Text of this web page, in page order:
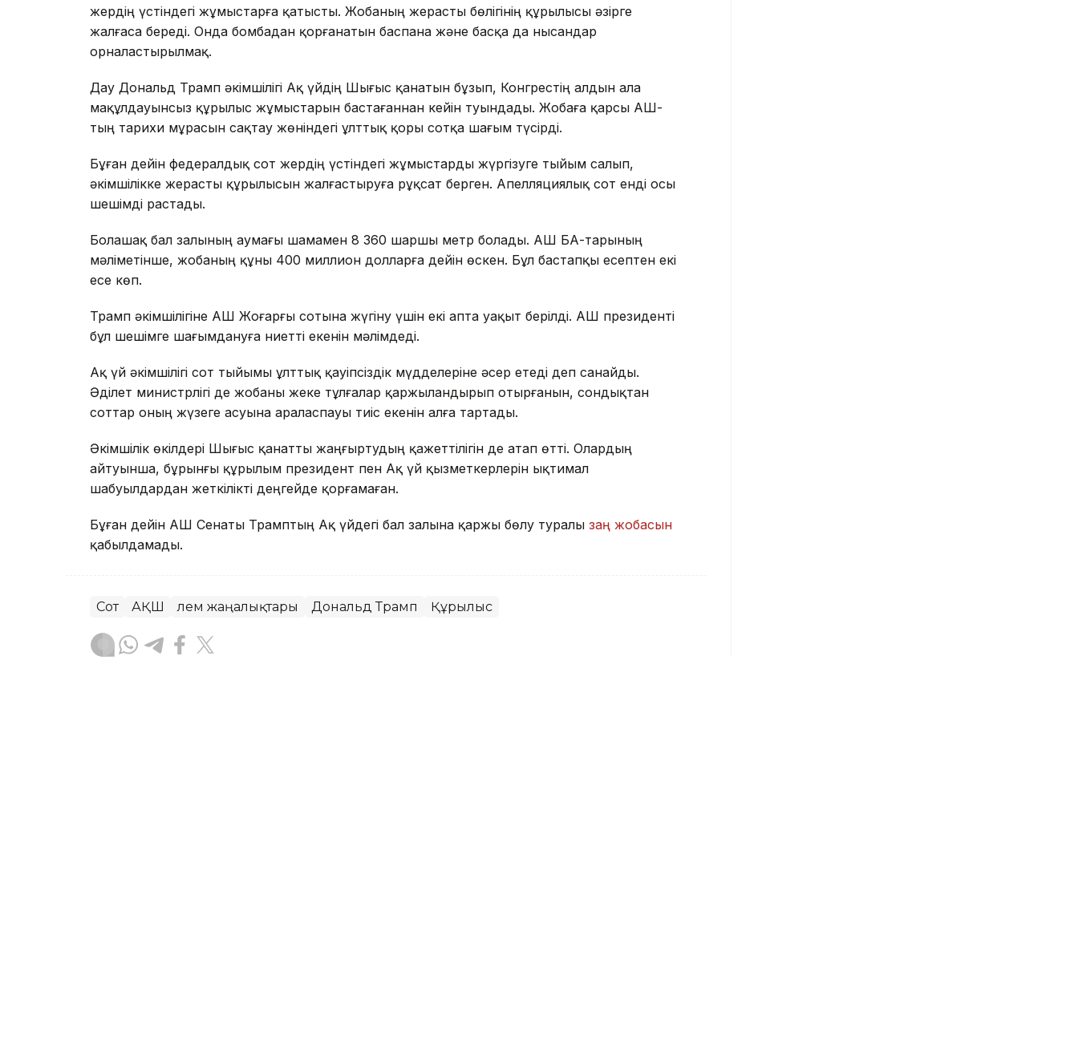
жердің үстіндегі жұмыстарға қатысты. Жобаның жерасты бөлігінің құрылысы әзірге
жалғаса береді. Онда бомбадан қорғанатын баспана және басқа да нысандар
орналастырылмақ.
Дау Дональд Трамп әкімшілігі Ақ үйдің Шығыс қанатын бұзып, Конгрестің алдын ала
мақұлдауынсыз құрылыс жұмыстарын бастағаннан кейін туындады. Жобаға қарсы АҚШ-
тың тарихи мұрасын сақтау жөніндегі ұлттық қоры сотқа шағым түсірді.
Бұған дейін федералдық сот жердің үстіндегі жұмыстарды жүргізуге тыйым салып,
әкімшілікке жерасты құрылысын жалғастыруға рұқсат берген. Апелляциялық сот енді осы
шешімді растады.
Болашақ бал залының аумағы шамамен 8 360 шаршы метр болады. АҚШ БАҚ-тарының
мәліметінше, жобаның құны 400 миллион долларға дейін өскен. Бұл бастапқы есептен екі
есе көп.
Трамп әкімшілігіне АҚШ Жоғарғы сотына жүгіну үшін екі апта уақыт берілді. АҚШ президенті
бұл шешімге шағымдануға ниетті екенін мәлімдеді.
Ақ үй әкімшілігі сот тыйымы ұлттық қауіпсіздік мүдделеріне әсер етеді деп санайды.
Әділет министрлігі де жобаны жеке тұлғалар қаржыландырып отырғанын, сондықтан
соттар оның жүзеге асуына араласпауы тиіс екенін алға тартады.
Әкімшілік өкілдері Шығыс қанатты жаңғыртудың қажеттілігін де атап өтті. Олардың
айтуынша, бұрынғы құрылым президент пен Ақ үй қызметкерлерін ықтимал
шабуылдардан жеткілікті деңгейде қорғамаған.
Бұған дейін АҚШ Сенаты Трамптың Ақ үйдегі бал залына қаржы бөлу туралы заң жобасын
қабылдамады.
Сот АҚШ Әлем жаңалықтары Дональд Трамп Құрылыс